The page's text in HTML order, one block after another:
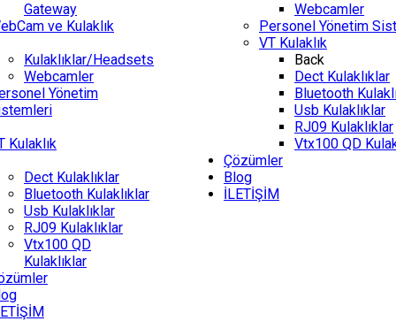
Gateway
ve Kulaklık
Kulaklıklar/Headsets
Webcamler
Yönetim
Kulaklık
Dect Kulaklıklar
Bluetooth Kulaklıklar
Usb Kulaklıklar
RJ09 Kulaklıklar
Vtx100 QD
Kulaklıklar
Webcamler
Personel Yönetim
VT Kulaklık
Back
Dect Kulaklıklar
Bluetooth
Usb Kulaklıklar
RJ09 Kulaklıklar
Vtx100 QD
Çözümler
Blog
İLETİŞİM